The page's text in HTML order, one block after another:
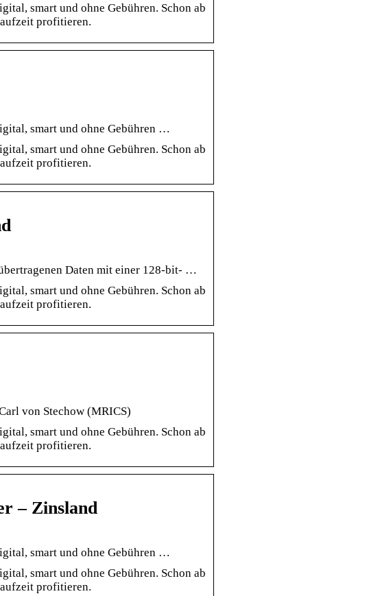
smart und ohne Gebühren. Schon ab
profitieren.
smart und ohne Gebühren …
smart und ohne Gebühren. Schon ab
profitieren.
Daten mit einer 128-bit- …
smart und ohne Gebühren. Schon ab
profitieren.
von Stechow (MRICS)
smart und ohne Gebühren. Schon ab
profitieren.
– Zinsland
smart und ohne Gebühren …
smart und ohne Gebühren. Schon ab
profitieren.